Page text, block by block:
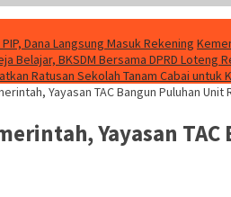
Dana Langsung Masuk Rekening
Belajar, BKSDM Bersama DPRD Loteng
Ratusan Sekolah Tanam Cabai untuk
Yayasan TAC Bangun Puluhan Unit
Yayasan